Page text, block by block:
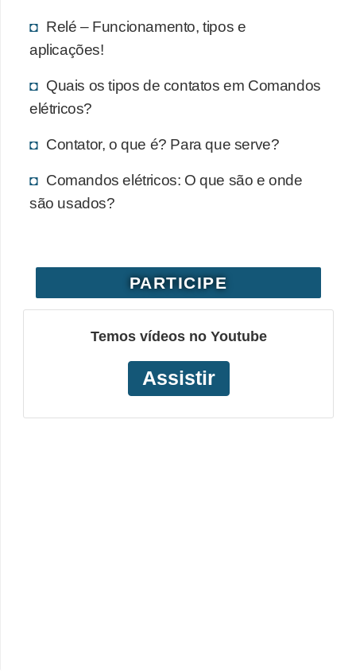
Relé – Funcionamento, tipos e
aplicações!
Quais os tipos de contatos em Comandos
elétricos?
Contator, o que é? Para que serve?
Comandos elétricos: O que são e onde
são usados?
PARTICIPE
Temos vídeos no Youtube
Assistir